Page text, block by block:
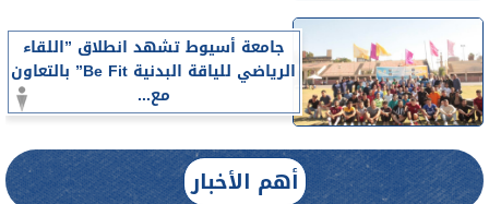
جامعة أسيوط تشهد انطلاق ”اللقاء
الرياضي للياقة البدنية Be Fit” بالتعاون
مع...
أهم الأخبار